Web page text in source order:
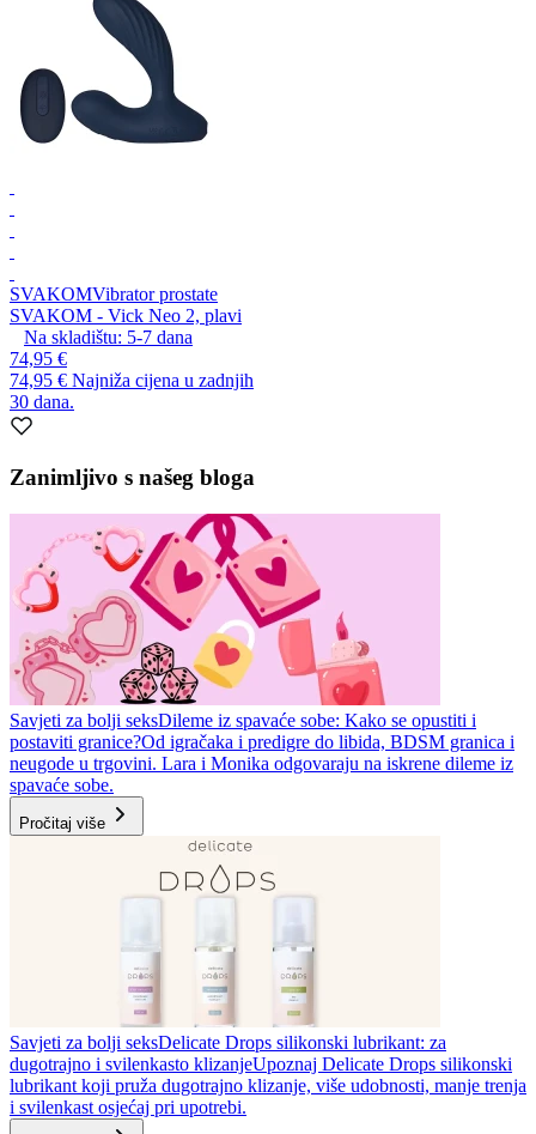
SVAKOMVibrator prostate
SVAKOM - Vick Neo 2, plavi
Na skladištu: 5-7 dana
74,95 €
74,95 € Najniža cijena u zadnjih
30 dana.
Zanimljivo s našeg bloga
Savjeti za bolji seksDileme iz spavaće sobe: Kako se opustiti i
postaviti granice?Od igračaka i predigre do libida, BDSM granica i
neugode u trgovini. Lara i Monika odgovaraju na iskrene dileme iz
spavaće sobe.
Pročitaj više
Savjeti za bolji seksDelicate Drops silikonski lubrikant: za
dugotrajno i svilenkasto klizanjeUpoznaj Delicate Drops silikonski
lubrikant koji pruža dugotrajno klizanje, više udobnosti, manje trenja
i svilenkast osjećaj pri upotrebi.